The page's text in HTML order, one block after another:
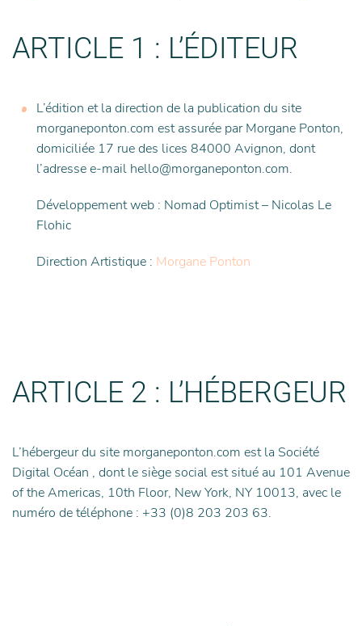
ARTICLE 1 : L’ÉDITEUR
L’édition et la direction de la publication du site
morganeponton.com est assurée par Morgane Ponton,
domiciliée 17 rue des lices 84000 Avignon, dont
l’adresse e-mail hello@morganeponton.com.
Développement web : Nomad Optimist – Nicolas Le
Flohic
Direction Artistique : Morgane Ponton
ARTICLE 2 : L’HÉBERGEUR
L’hébergeur du site morganeponton.com est la Société
Digital Océan , dont le siège social est situé au 101 Avenue
of the Americas, 10th Floor, New York, NY 10013, avec le
numéro de téléphone : +33 (0)8 203 203 63.